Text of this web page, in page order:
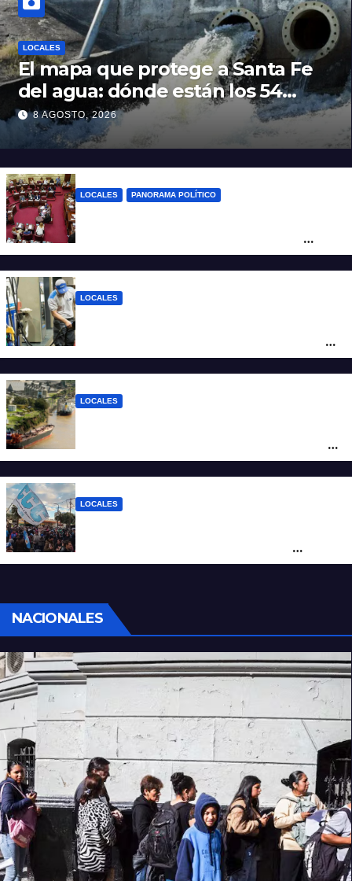
LOCALES
El mapa que protege a Santa Fe
del agua: dónde están los 54
puntos de bombeo
8 AGOSTO, 2026
LOCALES PANORAMA POLÍTICO
Santa Fe
LOCALES
ciudad de Santa Fe: la nafta súper superó
los $2.100 y llenar el tanque cuesta más
LOCALES
posicionar los puertos del sur de Santa Fe
como salida para las exportaciones
LOCALES
sociales y sindicales
NACIONALES